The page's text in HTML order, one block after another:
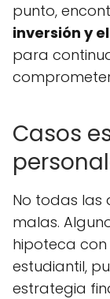
punto,
inversión y
para
Casos
No todas las
malas.
hipoteca
estudiantil,
estrategia